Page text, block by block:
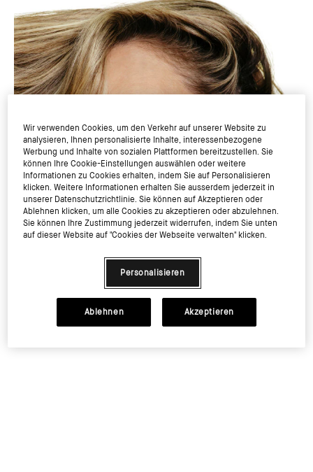
Wir verwenden Cookies, um den Verkehr auf unserer Website zu
analysieren, Ihnen personalisierte Inhalte, interessenbezogene
Werbung und Inhalte von sozialen Plattformen bereitzustellen. Sie
können Ihre Cookie-Einstellungen auswählen oder weitere
Informationen zu Cookies erhalten, indem Sie auf Personalisieren
klicken. Weitere Informationen erhalten Sie ausserdem jederzeit in
unserer Datenschutzrichtlinie. Sie können auf Akzeptieren oder
Ablehnen klicken, um alle Cookies zu akzeptieren oder abzulehnen.
Sie können Ihre Zustimmung jederzeit widerrufen, indem Sie unten
auf dieser Website auf "Cookies der Webseite verwalten" klicken.
Personalisieren
Ablehnen Akzeptieren